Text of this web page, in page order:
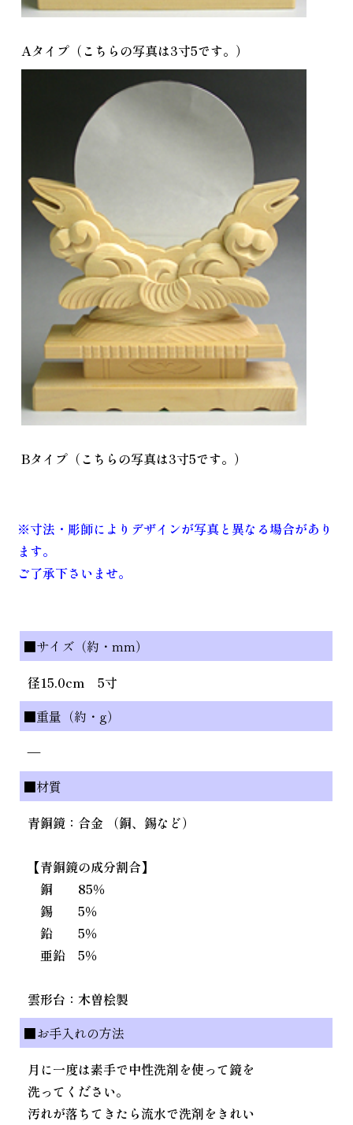
Aタイプ（こちらの写真は3寸5です。）
Bタイプ（こちらの写真は3寸5です。）
※寸法・彫師によりデザインが写真と異なる場合があり
ます。
ご了承下さいませ。
■サイズ（約・mm）
径15.0cm 5寸
■重量（約・g）
—
■材質
青銅鏡：合金 （銅、錫など）
【青銅鏡の成分割合】
銅 85％
錫 5％
鉛 5％
亜鉛 5％
雲形台：木曽桧製
■お手入れの方法
月に一度は素手で中性洗剤を使って鏡を
洗ってください。
汚れが落ちてきたら流水で洗剤をきれい